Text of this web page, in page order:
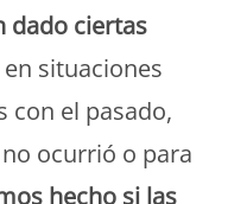
dado ciertas
situaciones
con el pasado,
ocurrió o para
hecho si las